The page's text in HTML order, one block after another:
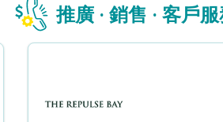
推廣 · 銷售 · 客戶